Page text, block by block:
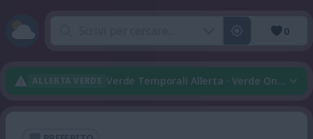
0
ALLERTA VERDE Verde Temporali Allerta · Verde Onda Di